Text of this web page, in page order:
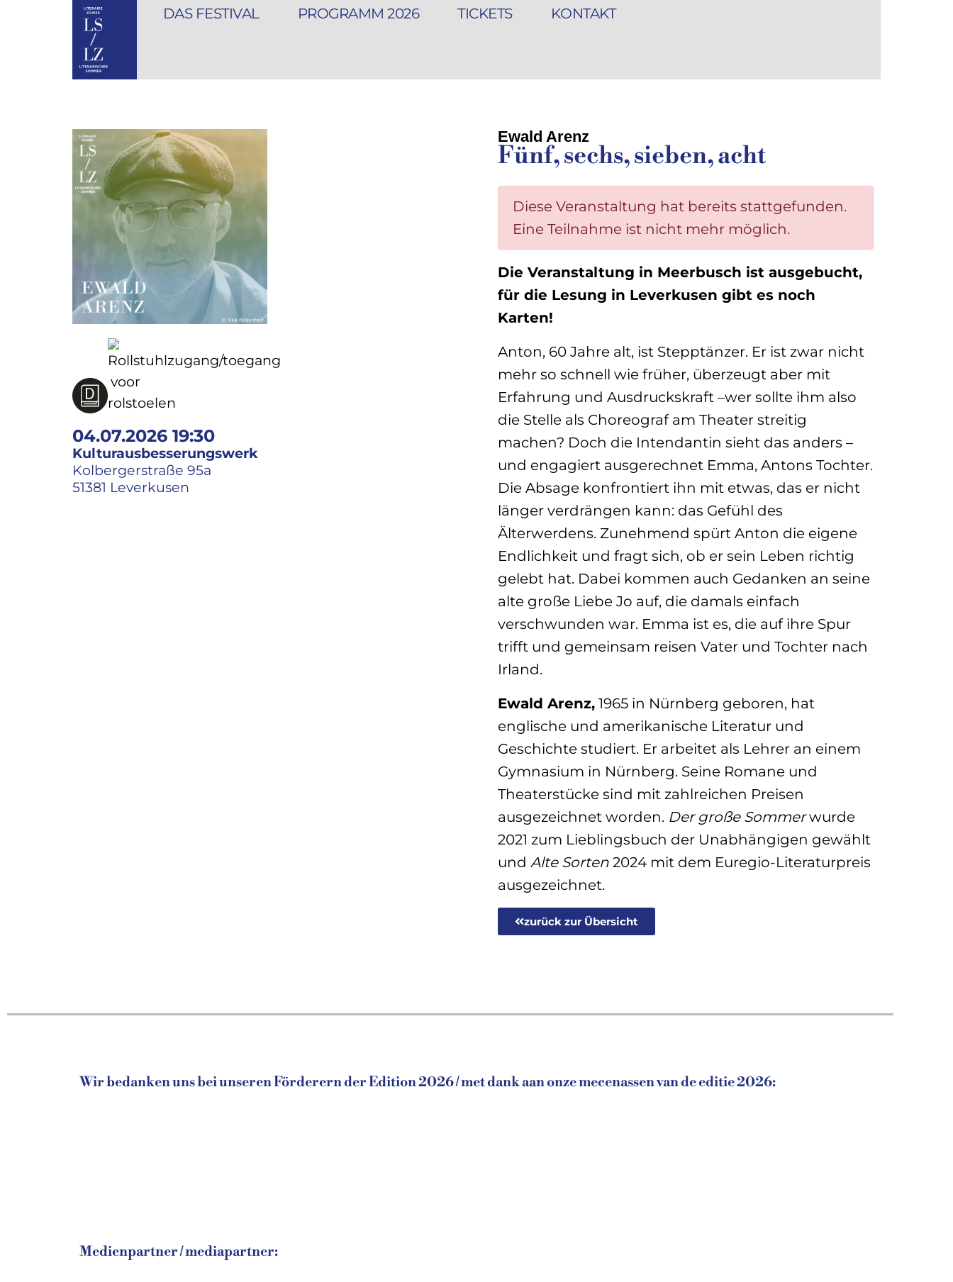
DAS FESTIVAL PROGRAMM 2026 TICKETS KONTAKT
04.07.2026 19:30
Kulturausbesserungswerk
Kolbergerstraße 95a
51381 Leverkusen
Ewald Arenz
Fünf, sechs, sieben, acht
Diese Veranstaltung hat bereits stattgefunden.
Eine Teilnahme ist nicht mehr möglich.
Die Veranstaltung in Meerbusch ist ausgebucht,
für die Lesung in Leverkusen gibt es noch
Karten!
Anton, 60 Jahre alt, ist Stepptänzer. Er ist zwar nicht
mehr so schnell wie früher, überzeugt aber mit
Erfahrung und Ausdruckskraft –wer sollte ihm also
die Stelle als Choreograf am Theater streitig
machen? Doch die Intendantin sieht das anders –
und engagiert ausgerechnet Emma, Antons Tochter.
Die Absage konfrontiert ihn mit etwas, das er nicht
länger verdrängen kann: das Gefühl des
Älterwerdens. Zunehmend spürt Anton die eigene
Endlichkeit und fragt sich, ob er sein Leben richtig
gelebt hat. Dabei kommen auch Gedanken an seine
alte große Liebe Jo auf, die damals einfach
verschwunden war. Emma ist es, die auf ihre Spur
trifft und gemeinsam reisen Vater und Tochter nach
Irland.
Ewald Arenz, 1965 in Nürnberg geboren, hat
englische und amerikanische Literatur und
Geschichte studiert. Er arbeitet als Lehrer an einem
Gymnasium in Nürnberg. Seine Romane und
Theaterstücke sind mit zahlreichen Preisen
ausgezeichnet worden. Der große Sommerwurde
2021 zum Lieblingsbuch der Unabhängigen gewählt
und Alte Sorten 2024 mit dem Euregio-Literaturpreis
ausgezeichnet.
zurück zur Übersicht
Wir bedanken uns bei unseren Förderern der Edition 2026 / met dank aan onze mecenassen van de editie 2026:
Medienpartner / mediapartner: